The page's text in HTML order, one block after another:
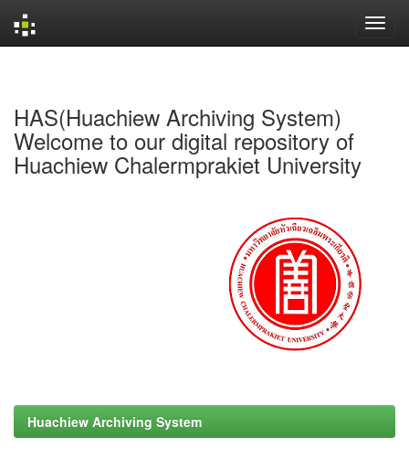
HAS(Huachiew Archiving System)
Welcome to our digital repository of
Huachiew Chalermprakiet University
Huachiew Archiving System